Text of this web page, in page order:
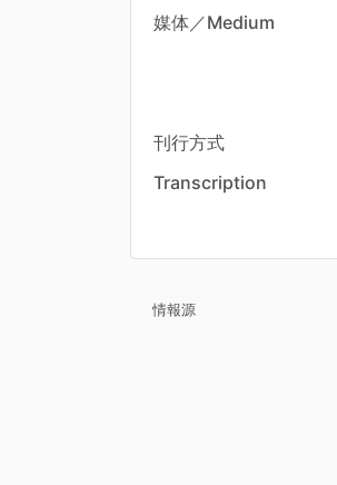
媒体／Medium
刊行方式
Transcription
情報源